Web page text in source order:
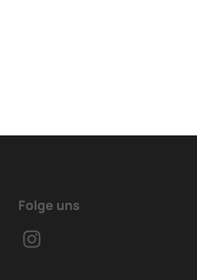
Folge uns